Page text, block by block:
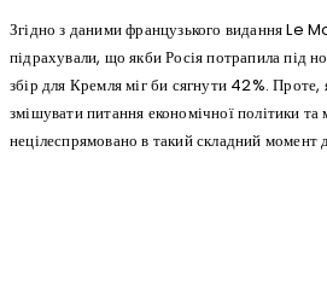
Згідно з даними французького видання Le
підрахували, що якби Росія потрапила під
збір для Кремля міг би сягнути 42%. Проте,
змішувати питання економічної політики
нецілеспрямовано в такий складний момент